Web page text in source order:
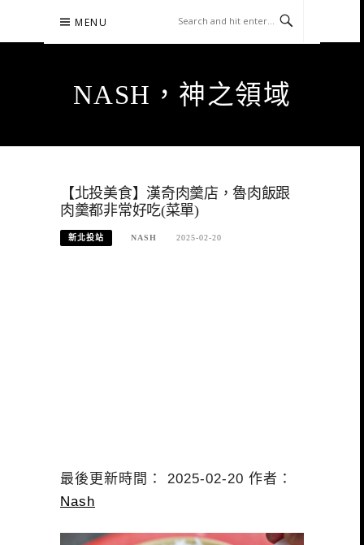
content
MENU
NASH，神之領域
【北投美食】漢奇肉羹店，魯肉飯跟
肉羹都非常好吃(菜單)
新北投站 NASH 2025-02-20
最後更新時間： 2025-02-20 作者：
Nash